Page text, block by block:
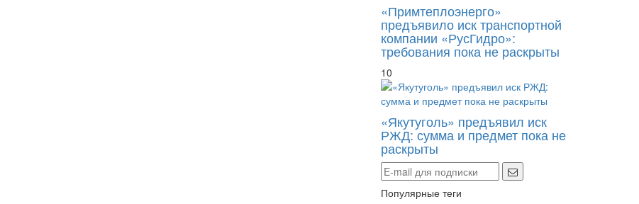
«Примтеплоэнерго»
предъявило иск транспортной
компании «РусГидро»:
требования пока не раскрыты
10
«Якутуголь» предъявил иск
РЖД: сумма и предмет пока не
раскрыты
Популярные теги